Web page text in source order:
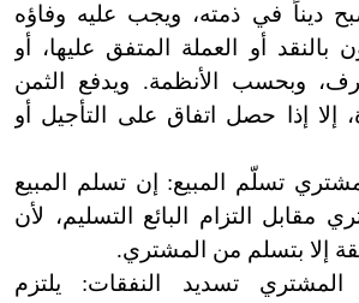
ديناً في ذمته، ويجب عليه وفاؤه
بالنقد أو العملة المتفق عليها، أو
وبحسب الأنظمة. ويدفع الثمن
إلا إذا حصل اتفاق على التأجيل أو
إن تسلم المبيع
مقابل التزام البائع التسليم، لأن
إلا بتسلم من المشتري.
المشتري تسديد النفقات: يلتزم